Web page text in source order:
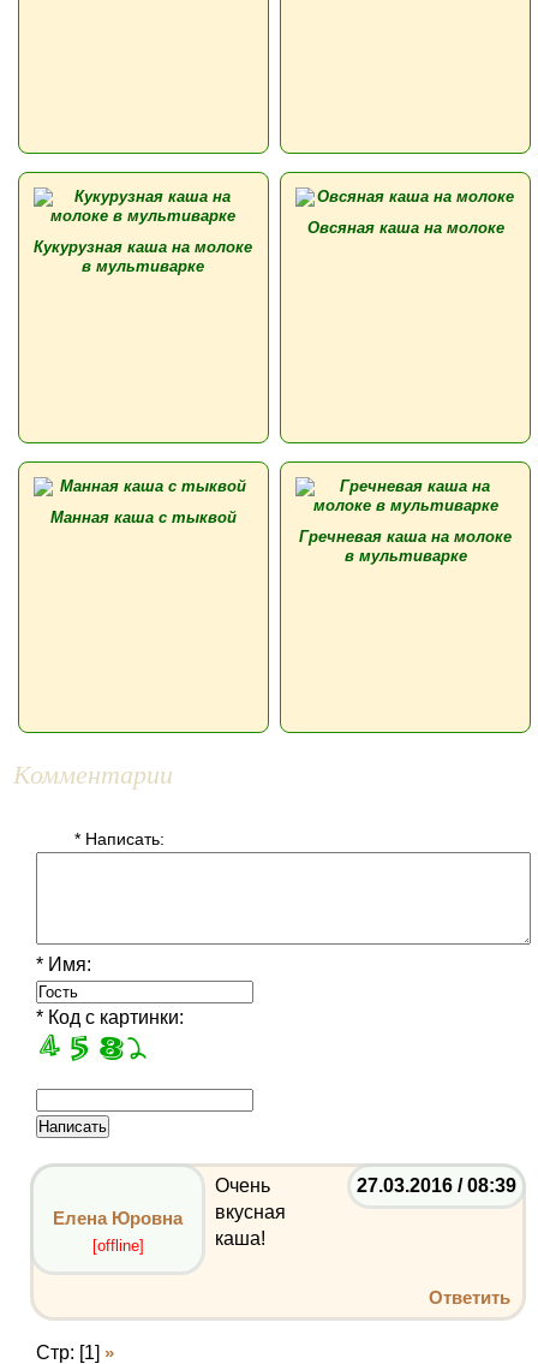
Кукурузная каша на молоке
в мультиварке
Овсяная каша на молоке
Манная каша с тыквой
Гречневая каша на молоке
в мультиварке
Комментарии
* Написать:
* Имя:
* Код с картинки:
27.03.2016 / 08:39
Елена Юровна
[offline]
Очень
вкусная
каша!
Ответить
Стр: [1] »